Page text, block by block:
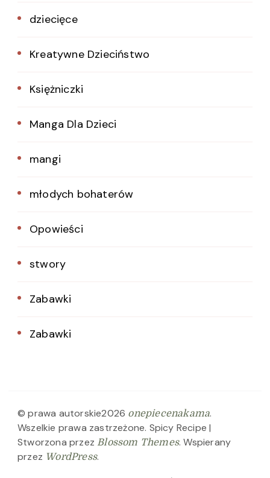
dziecięce
Kreatywne Dzieciństwo
Księżniczki
Manga Dla Dzieci
mangi
młodych bohaterów
Opowieści
stwory
Zabawki
Zabawki
© prawa autorskie2026 onepiecenakama.
Wszelkie prawa zastrzeżone. Spicy Recipe |
Stworzona przez Blossom Themes. Wspierany
przez WordPress.